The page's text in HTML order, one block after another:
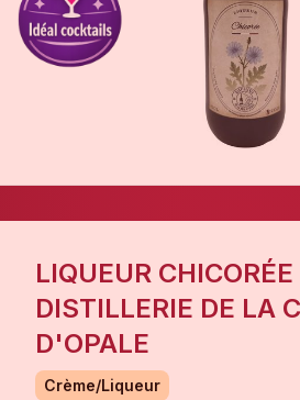
LIQUEUR
DISTILLERIE DE LA
D'OPALE
Crème/Liqueur